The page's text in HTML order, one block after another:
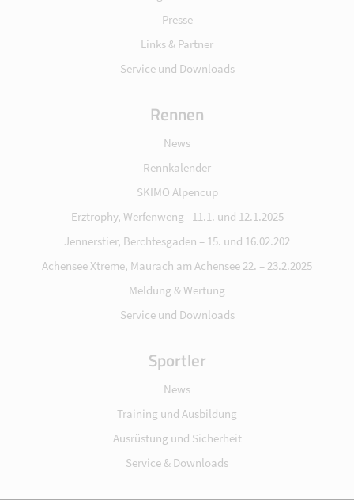
Presse
Links & Partner
Service und Downloads
Rennen
News
Rennkalender
SKIMO Alpencup
Erztrophy, Werfenweng– 11.1. und 12.1.2025
Jennerstier, Berchtesgaden – 15. und 16.02.202
Achensee Xtreme, Maurach am Achensee 22. – 23.2.2025
Meldung & Wertung
Service und Downloads
Sportler
News
Training und Ausbildung
Ausrüstung und Sicherheit
Service & Downloads